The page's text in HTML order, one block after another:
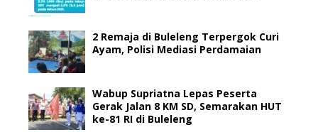
2 Remaja di Buleleng Terpergok Curi
Ayam, Polisi Mediasi Perdamaian
Wabup Supriatna Lepas Peserta
Gerak Jalan 8 KM SD, Semarakan HUT
ke-81 RI di Buleleng